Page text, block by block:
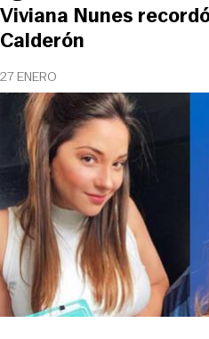
27 ENERO
Viviana Nunes
Calderón